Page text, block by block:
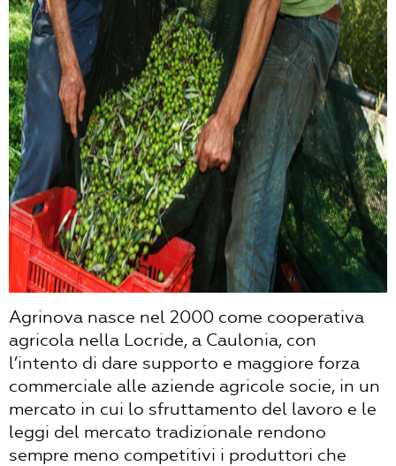
Agrinova nasce nel 2000 come cooperativa
agricola nella Locride, a Caulonia, con
l’intento di dare supporto e maggiore forza
commerciale alle aziende agricole socie, in un
mercato in cui lo sfruttamento del lavoro e le
leggi del mercato tradizionale rendono
sempre meno competitivi i produttori che